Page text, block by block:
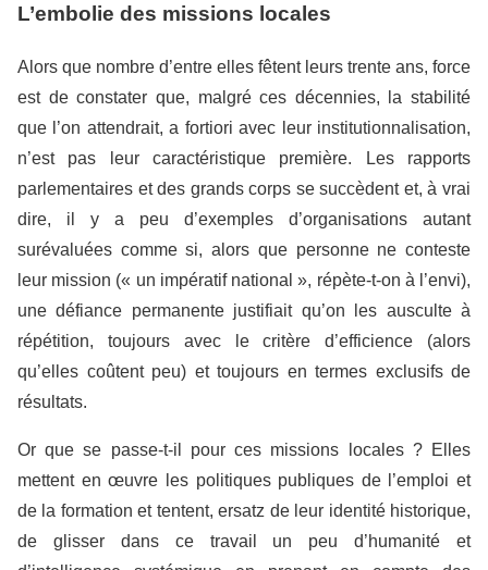
L’embolie des missions locales
Alors que nombre d’entre elles fêtent leurs trente ans, force
est de constater que, malgré ces décennies, la stabilité
que l’on attendrait, a fortiori avec leur institutionnalisation,
n’est pas leur caractéristique première. Les rapports
parlementaires et des grands corps se succèdent et, à vrai
dire, il y a peu d’exemples d’organisations autant
surévaluées comme si, alors que personne ne conteste
leur mission (« un impératif national », répète-t-on à l’envi),
une défiance permanente justifiait qu’on les ausculte à
répétition, toujours avec le critère d’efficience (alors
qu’elles coûtent peu) et toujours en termes exclusifs de
résultats.
Or que se passe-t-il pour ces missions locales ? Elles
mettent en œuvre les politiques publiques de l’emploi et
de la formation et tentent, ersatz de leur identité historique,
de glisser dans ce travail un peu d’humanité et